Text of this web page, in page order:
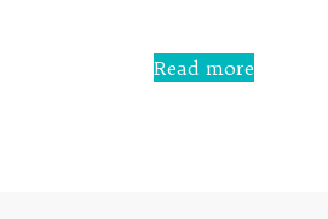
0
out
of
Read more